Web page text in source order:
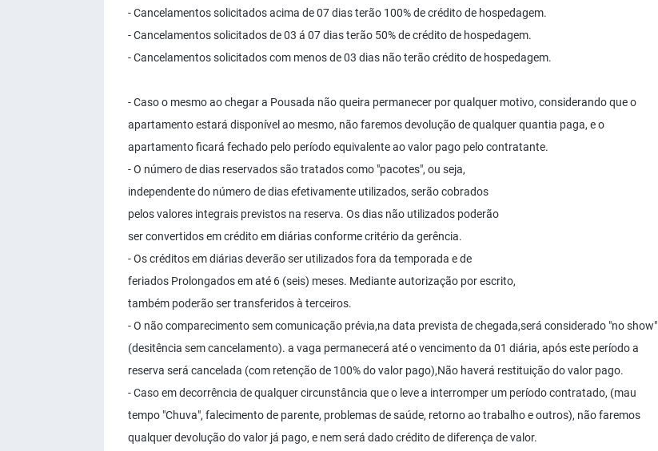
- Cancelamentos solicitados acima de 07 dias terão 100% de crédito de hospedagem.
- Cancelamentos solicitados de 03 á 07 dias terão 50% de crédito de hospedagem.
- Cancelamentos solicitados com menos de 03 dias não terão crédito de hospedagem.
- Caso o mesmo ao chegar a Pousada não queira permanecer por qualquer motivo, considerando que o
apartamento estará disponível ao mesmo, não faremos devolução de qualquer quantia paga, e o
apartamento ficará fechado pelo período equivalente ao valor pago pelo contratante.
- O número de dias reservados são tratados como "pacotes", ou seja,
independente do número de dias efetivamente utilizados, serão cobrados
pelos valores integrais previstos na reserva. Os dias não utilizados poderão
ser convertidos em crédito em diárias conforme critério da gerência.
- Os créditos em diárias deverão ser utilizados fora da temporada e de
feriados Prolongados em até 6 (seis) meses. Mediante autorização por escrito,
também poderão ser transferidos à terceiros.
- O não comparecimento sem comunicação prévia,na data prevista de chegada,será considerado "no show"
(desitência sem cancelamento). a vaga permanecerá até o vencimento da 01 diária, após este período a
reserva será cancelada (com retenção de 100% do valor pago),Não haverá restituição do valor pago.
- Caso em decorrência de qualquer circunstância que o leve a interromper um período contratado, (mau
tempo "Chuva", falecimento de parente, problemas de saúde, retorno ao trabalho e outros), não faremos
qualquer devolução do valor já pago, e nem será dado crédito de diferença de valor.